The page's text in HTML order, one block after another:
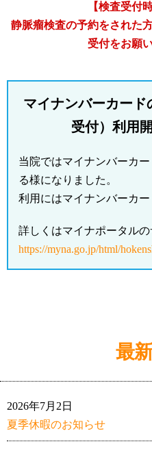
【検査受付
静脈瘤検査の予約をされた
受付をお願
マイナンバーカー
受付）利用
当院ではマイナンバーカ
る様になりました。
利用にはマイナンバーカー
詳しくはマイナポータルの
https://myna.go.jp/html/
最
夏季休暇のお知らせ
2026年7月2日